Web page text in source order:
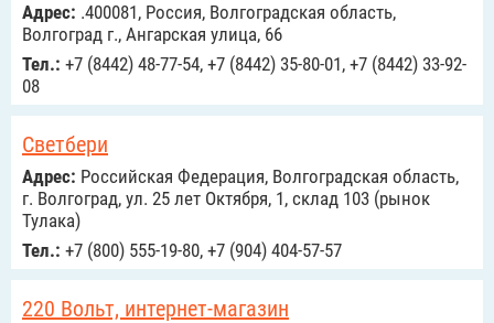
Адрес: .400081, Россия, Волгоградская область,
Волгоград г., Ангарская улица, 66
Тел.: +7 (8442) 48-77-54, +7 (8442) 35-80-01, +7 (8442) 33-92-
08
Светбери
Адрес: Российcкая Федерация, Волгоградская область,
г. Волгоград, ул. 25 лет Октября, 1, склад 103 (рынок
Тулака)
Тел.: +7 (800) 555-19-80, +7 (904) 404-57-57
220 Вольт, интернет-магазин